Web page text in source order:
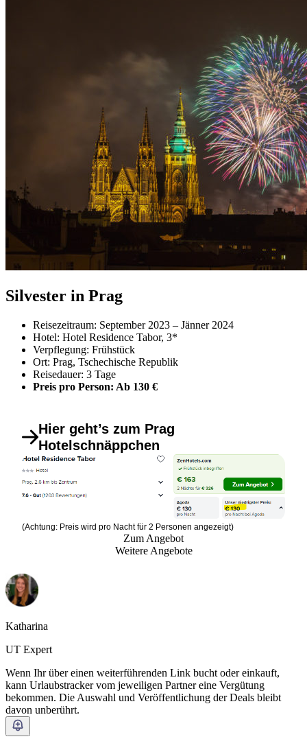
Silvester in Prag
Reisezeitraum: September 2023 – Jänner 2024
Hotel: Hotel Residence Tabor, 3*
Verpflegung: Frühstück
Ort: Prag, Tschechische Republik
Reisedauer: 3 Tage
Preis pro Person: Ab 130 €
Hier geht’s zum Prag
Hotelschnäppchen
(Achtung: Preis wird pro Nacht für 2 Personen angezeigt)
Zum Angebot
Weitere Angebote
Katharina
UT Expert
Wenn Ihr über einen weiterführenden Link bucht oder einkauft,
kann Urlaubstracker vom jeweiligen Partner eine Vergütung
bekommen. Die Auswahl und Veröffentlichung der Deals bleibt
davon unberührt.